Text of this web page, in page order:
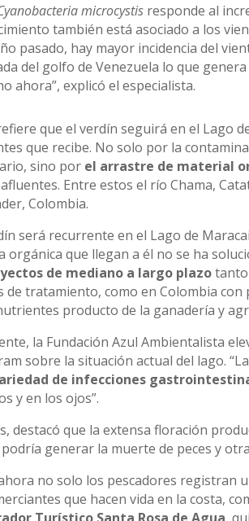
microcystis responde al
también está asociado a los
pasado, hay mayor incidencia del
del golfo de Venezuela lo que
ahora”, explicó el especialista.
que el verdín seguirá en el Lago
que recibe. No solo por la
sino por el arrastre de material
Entre estos el río Chama,
Colombia.
será recurrente en el Lago de
orgánica que llegan a él no se ha
de mediano a largo plazotanto
de tratamiento, como en Colombia
producto de la ganadería y
la Fundación Azul Ambientalista
sobre la situación actual del lago.
de infecciones
y en los ojos”.
destacó que la extensa floración
generar la muerte de peces y
no solo los pescadores registran
que hacen vida en la costa,